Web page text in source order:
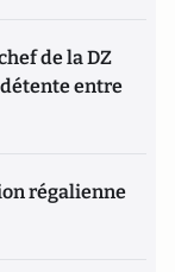
de la DZ
entre
régalienne